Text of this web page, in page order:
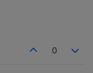
entwurf - für
html-widget
0